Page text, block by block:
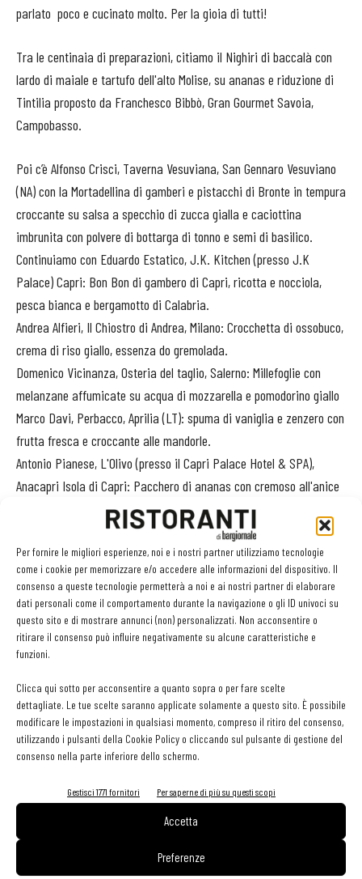
Per fornire le migliori esperienze, noi e i nostri partner utilizziamo tecnologie
come i cookie per memorizzare e/o accedere alle informazioni del dispositivo. Il
consenso a queste tecnologie permetterà a noi e ai nostri partner di elaborare
dati personali come il comportamento durante la navigazione o gli ID univoci su
questo sito e di mostrare annunci (non) personalizzati. Non acconsentire o
ritirare il consenso può influire negativamente su alcune caratteristiche e
funzioni.
Clicca qui sotto per acconsentire a quanto sopra o per fare scelte
dettagliate. Le tue scelte saranno applicate solamente a questo sito. È possibile
modificare le impostazioni in qualsiasi momento, compreso il ritiro del consenso,
utilizzando i pulsanti della Cookie Policy o cliccando sul pulsante di gestione del
consenso nella parte inferiore dello schermo.
Gestisci 1771 fornitori Per saperne di più su questi scopi
Accetta
Preferenze
parlato poco e cucinato molto. Per la gioia di tutti!
Tra le centinaia di preparazioni, citiamo il Nighiri di baccalà con
lardo di maiale e tartufo dell'alto Molise, su ananas e riduzione di
Tintilia proposto da Franchesco Bibbò, Gran Gourmet Savoia,
Campobasso.
Poi c’è Alfonso Crisci, Taverna Vesuviana, San Gennaro Vesuviano
(NA) con la Mortadellina di gamberi e pistacchi di Bronte in tempura
croccante su salsa a specchio di zucca gialla e caciottina
imbrunita con polvere di bottarga di tonno e semi di basilico.
Continuiamo con Eduardo Estatico, J.K. Kitchen (presso J.K
Palace) Capri: Bon Bon di gambero di Capri, ricotta e nocciola,
pesca bianca e bergamotto di Calabria.
Andrea Alfieri, Il Chiostro di Andrea, Milano: Crocchetta di ossobuco,
crema di riso giallo, essenza do gremolada.
Domenico Vicinanza, Osteria del taglio, Salerno: Millefoglie con
melanzane affumicate su acqua di mozzarella e pomodorino giallo
Marco Davi, Perbacco, Aprilia (LT): spuma di vaniglia e zenzero con
frutta fresca e croccante alle mandorle.
Antonio Pianese, L'Olivo (presso il Capri Palace Hotel & SPA),
Anacapri Isola di Capri: Pacchero di ananas con cremoso all'anice
stellato, croccante al pistacchio e salsa fragole.
Conclusione benefica il 9 giugno con la “Notte delle Stelle”: i piatti
di 100 chef stellati, la “Pizza delle Stelle” dei Maestri pizzaioli e lo
Street Food. Si partecipa con una donazione minima di 100 €,
destinati ad associazioni ONLUS
Per info: http://www.festavico.com